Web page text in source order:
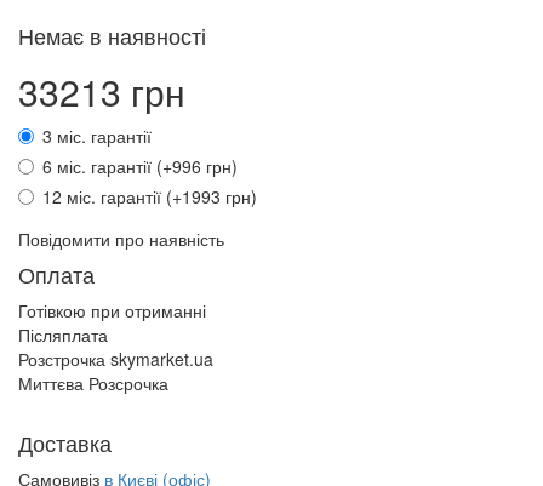
Немає в наявності
33213 грн
3 міс. гарантії
6 міс. гарантії (+996 грн)
12 міс. гарантії (+1993 грн)
Повідомити про наявність
Оплата
Готівкою при отриманні
Післяплата
Розстрочка skymarket.ua
Миттєва Розсрочка
Доставка
Самовивіз в Києві (офіс)